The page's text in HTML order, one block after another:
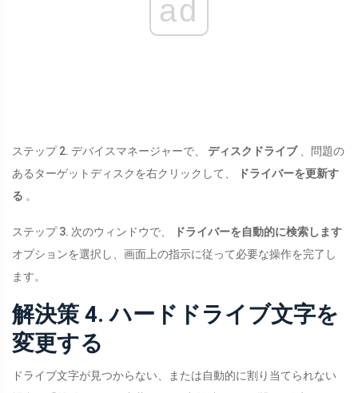
ad
ステップ 2. デバイスマネージャーで、 ディスクドライブ、問題の
あるターゲットディスクを右クリックして、
ドライバーを更新す
る 。
ステップ 3. 次のウィンドウで、
ドライバーを自動的に検索します
オプションを選択し、画面上の指示に従って必要な操作を完了し
ます。
解決策 4. ハードドライブ文字を
変更する
ドライブ文字が見つからない、または自動的に割り当てられない